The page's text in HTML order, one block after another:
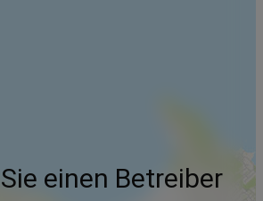
einen Betreiber